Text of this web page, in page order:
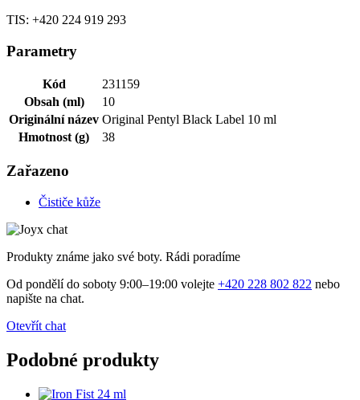
TIS: +420 224 919 293
Parametry
Kód
231159
Obsah (ml)
10
Originální název Original Pentyl Black Label 10 ml
Hmotnost (g)
38
Zařazeno
Čističe kůže
Produkty známe jako své boty. Rádi poradíme
Od pondělí do soboty 9:00–19:00 volejte +420 228 802 822 nebo
napište na chat.
Otevřít chat
Podobné produkty